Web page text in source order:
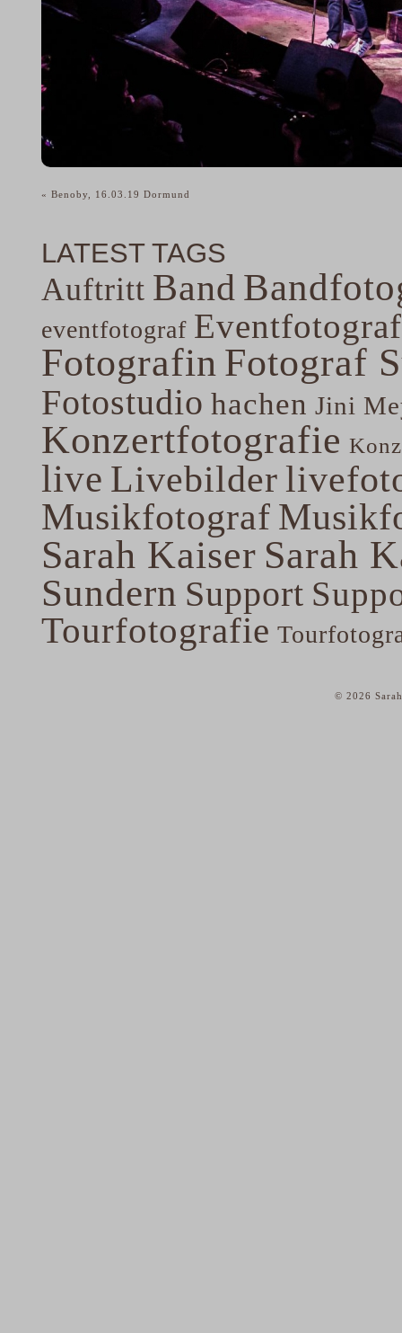
« Benoby, 16.03.19 Dormund
LATEST TAGS
Auftritt Band
eventfotograf
Fotografin Fotograf
Fotostudio hachen Jini
Konzertfotografie
live Livebilder
Musikfotograf
Sarah Kaiser Sarah
Sundern Support
Tourfotografie
© 2026